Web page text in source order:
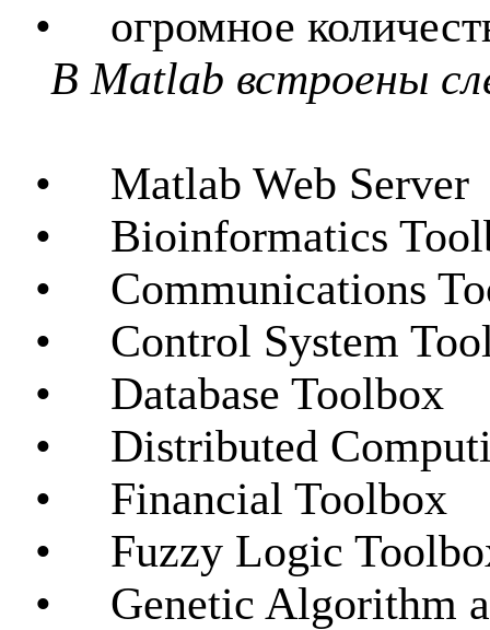
•
огромное
В Matlab встроены
•
Matlab Web Server
•
Bioinformatics
•
Communications
•
Control System
•
Database Toolbox
•
Distributed
•
Financial Toolbox
•
Fuzzy Logic
•
Genetic Algorithm